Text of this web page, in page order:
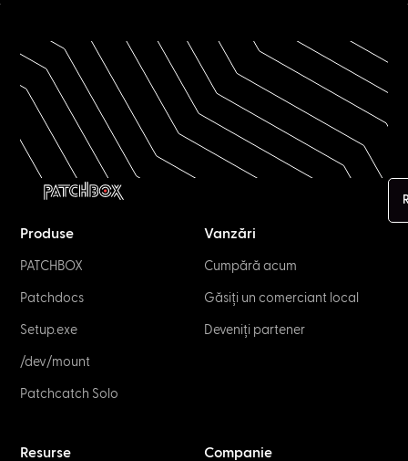
Produse
PATCHBOX
Patchdocs
Setup.exe
/dev/mount
Patchcatch Solo
Vanzări
Cumpără acum
Găsiți un comerciant local
Deveniți partener
Resurse Companie